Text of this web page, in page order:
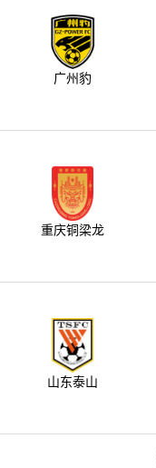
广州豹
重庆铜梁龙
山东泰山